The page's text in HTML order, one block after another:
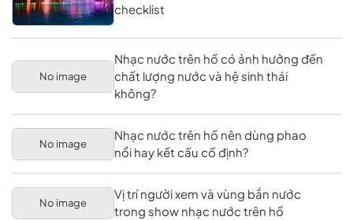
checklist
No image
Nhạc nước trên hồ có ảnh hưởng đến
chất lượng nước và hệ sinh thái
không?
No image
Nhạc nước trên hồ nên dùng phao
nổi hay kết cấu cố định?
No image
Vị trí người xem và vùng bắn nước
trong show nhạc nước trên hồ